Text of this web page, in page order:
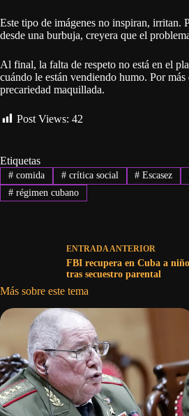
Este tipo de imágenes no inspiran, irritan.
desde una burbuja, creyera que el
Al final, la falta de respeto no está en el
cuándo le están vendiendo humo. Por
precariedad maquillada.
Post Views: 42
Etiquetas
#comida #crítica social # Escasez
#régimen cubano
ENTRADA ANTERIOR
FBI recupera en Cuba a
tras secuestro parental
Más sobre este tema